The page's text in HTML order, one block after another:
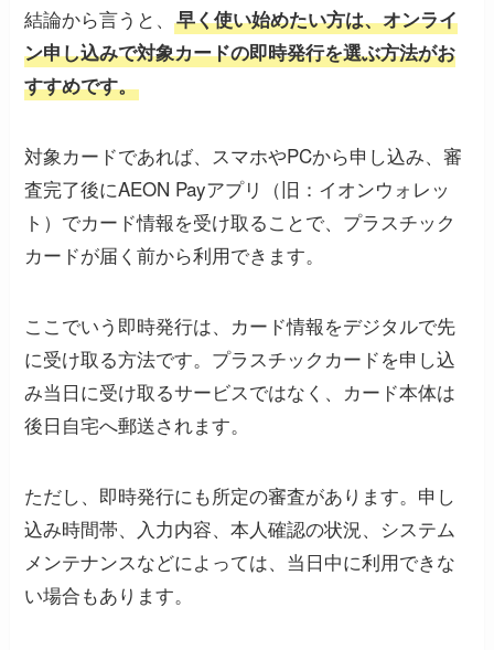
結論から言うと、早く使い始めたい方は、オンライ
ン申し込みで対象カードの即時発行を選ぶ方法がお
すすめです。
対象カードであれば、スマホやPCから申し込み、審
査完了後にAEON Payアプリ（旧：イオンウォレッ
ト）でカード情報を受け取ることで、プラスチック
カードが届く前から利用できます。
ここでいう即時発行は、カード情報をデジタルで先
に受け取る方法です。プラスチックカードを申し込
み当日に受け取るサービスではなく、カード本体は
後日自宅へ郵送されます。
ただし、即時発行にも所定の審査があります。申し
込み時間帯、入力内容、本人確認の状況、システム
メンテナンスなどによっては、当日中に利用できな
い場合もあります。